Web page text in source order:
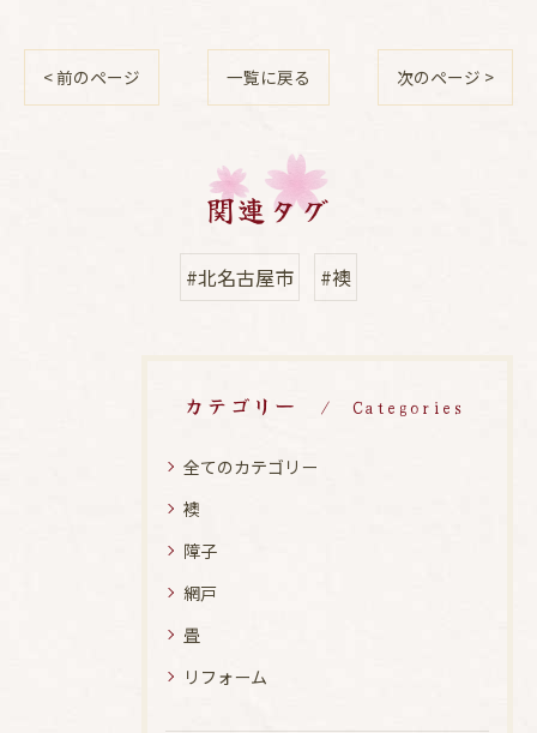
< 前のページ 一覧に戻る 次のページ >
関連タグ
#北名古屋市 #襖
カテゴリー Categories
全てのカテゴリー
襖
障子
網戸
畳
リフォーム